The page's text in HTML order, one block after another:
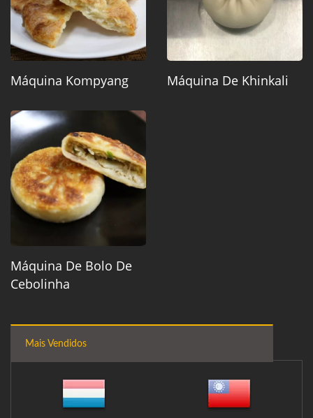
Máquina Kompyang Máquina De Khinkali
Máquina De Bolo De
Cebolinha
Mais Vendidos